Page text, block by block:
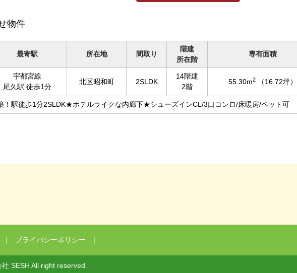
物件
最寄駅 所在地 間取り
階建
所在階
専有面積
宇都宮線
尾久駅 徒歩1分
北区昭和町 2SLDK
14階建
2階
55.30m2 （16.72坪）
！駅徒歩1分2SLDK★ホテルライクな内廊下★シューズインCL/3口コンロ/床暖房/ペット可
｜ プライバシーポリシー ｜
SESH All right reserved.